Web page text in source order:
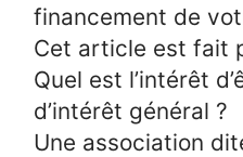
financement de
Cet article est fait
Quel est l’intérêt
d’intérêt général ?
Une association